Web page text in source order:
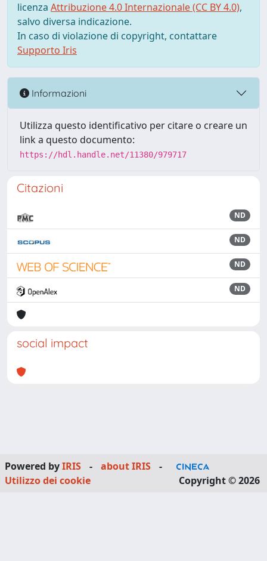
licenza Attribuzione 4.0 Internazionale (CC BY 4.0),
salvo diversa indicazione.
In caso di violazione di copyright, contattare
Supporto Iris
Informazioni
Utilizza questo identificativo per citare o creare un
link a questo documento:
https://hdl.handle.net/11380/979717
Citazioni
ND
ND
ND
ND
social impact
Powered byIRIS - about IRIS
-
Utilizzo dei cookie
Copyright © 2026